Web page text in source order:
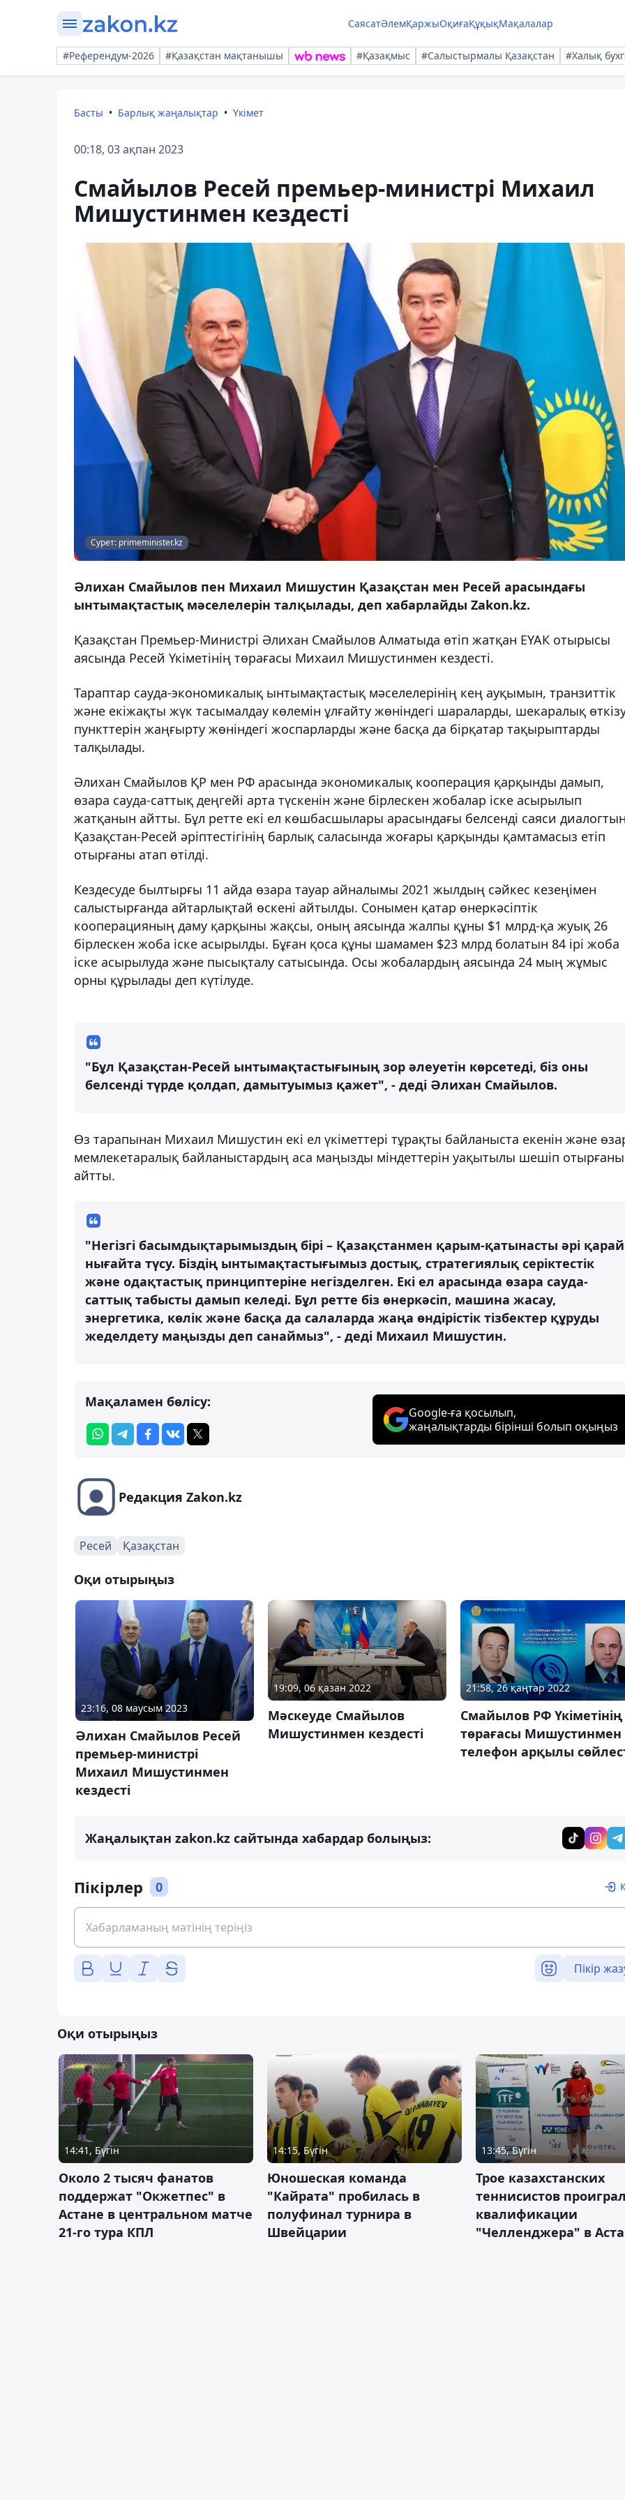
СаясатӘлемҚаржыОқиғаҚұқықМақалалар
#Референдум-2026 #Қазақстан мақтанышы #Қазақмыс #Салыстырмалы Қазақстан #Халық
Басты Барлық жаңалықтар Үкімет
00:18, 03 ақпан 2023
Смайылов Ресей премьер-министрі Михаил
Мишустинмен кездесті
Сурет: primeminister.kz
Әлихан Смайылов пен Михаил Мишустин Қазақстан мен Ресей арасындағы
ынтымақтастық мәселелерін талқылады, деп хабарлайды Zakon.kz.
Қазақстан Премьер-Министрі Әлихан Смайылов Алматыда өтіп жатқан ЕҮАК отырысы
аясында Ресей Үкіметінің төрағасы Михаил Мишустинмен кездесті.
Тараптар сауда-экономикалық ынтымақтастық мәселелерінің кең ауқымын, транзиттік
және екіжақты жүк тасымалдау көлемін ұлғайту жөніндегі шараларды, шекаралық
пункттерін жаңғырту жөніндегі жоспарларды және басқа да бірқатар тақырыптарды
талқылады.
Әлихан Смайылов ҚР мен РФ арасында экономикалық кооперация қарқынды дамып,
өзара сауда-саттық деңгейі арта түскенін және бірлескен жобалар іске асырылып
жатқанын айтты. Бұл ретте екі ел көшбасшылары арасындағы белсенді саяси
Қазақстан-Ресей әріптестігінің барлық саласында жоғары қарқынды қамтамасыз етіп
отырғаны атап өтілді.
Кездесуде былтырғы 11 айда өзара тауар айналымы 2021 жылдың сәйкес кезеңімен
салыстырғанда айтарлықтай өскені айтылды. Сонымен қатар өнеркәсіптік
кооперацияның даму қарқыны жақсы, оның аясында жалпы құны $1 млрд-қа жуық 26
бірлескен жоба іске асырылды. Бұған қоса құны шамамен $23 млрд болатын 84 ірі жоба
іске асырылуда және пысықталу сатысында. Осы жобалардың аясында 24 мың жұмыс
орны құрылады деп күтілуде.
"Бұл Қазақстан-Ресей ынтымақтастығының зор әлеуетін көрсетеді, біз оны
белсенді түрде қолдап, дамытуымыз қажет", - деді Әлихан Смайылов.
Өз тарапынан Михаил Мишустин екі ел үкіметтері тұрақты байланыста екенін және
мемлекетаралық байланыстардың аса маңызды міндеттерін уақытылы шешіп
айтты.
"Негізгі басымдықтарымыздың бірі – Қазақстанмен қарым-қатынасты әрі қарай
нығайта түсу. Біздің ынтымақтастығымыз достық, стратегиялық серіктестік
және одақтастық принциптеріне негізделген. Екі ел арасында өзара сауда-
саттық табысты дамып келеді. Бұл ретте біз өнеркәсіп, машина жасау,
энергетика, көлік және басқа да салаларда жаңа өндірістік тізбектер құруды
жеделдету маңызды деп санаймыз", - деді Михаил Мишустин.
Мақаламен бөлісу:
Google-ға қосылып,
жаңалықтарды бірінші болып оқыңыз
Редакция Zakon.kz
Ресей Қазақстан
Оқи отырыңыз
23:16, 08 маусым 2023
Әлихан Смайылов Ресей
премьер-министрі
Михаил Мишустинмен
кездесті
19:09, 06 қазан 2022
Мәскеуде Смайылов
Мишустинмен кездесті
21:58, 26 қаңтар 2022
Смайылов РФ Үкіметінің
төрағасы Мишустинмен
телефон арқылы
Жаңалықтан zakon.kz сайтында хабардар болыңыз:
Пікірлер 0
Пікір
Оқи отырыңыз
14:41, Бүгін
Около 2 тысяч фанатов
поддержат "Окжетпес" в
Астане в центральном матче
21-го тура КПЛ
14:15, Бүгін
Юношеская команда
"Кайрата" пробилась в
полуфинал турнира в
Швейцарии
13:45, Бүгін
Трое казахстанских
теннисистов
квалификации
"Челленджера" в